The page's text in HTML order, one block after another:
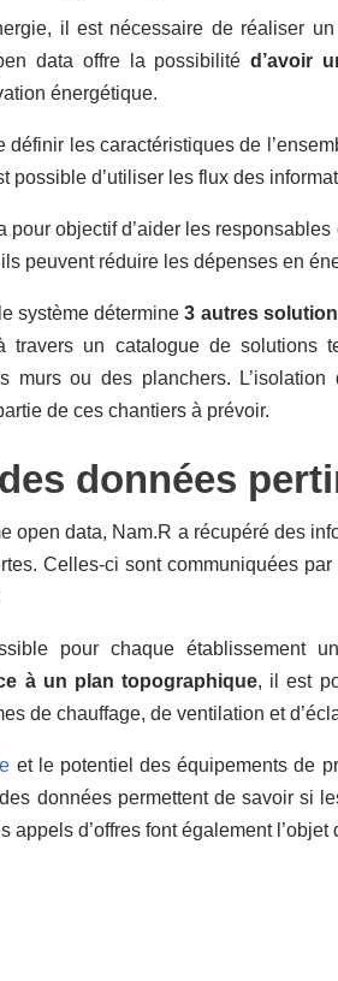
il est nécessaire de réaliser
data offre la possibilité d’avoir
énergétique.
définir les caractéristiques de
possible d’utiliser les flux des
pour objectif d’aider les
peuvent réduire les dépenses en
système détermine3 autres
travers un catalogue de solutions
murs ou des planchers.
de ces chantiers à prévoir.
données
open data, Nam.R a récupéré des
Celles-ci sont communiquées
pour chaque établissement
à un plan topographique, il est
de chauffage, de ventilation et
et le potentiel des équipements de
données permettent de savoir si
appels d’offres font également
de l'oxygène : une activité pour